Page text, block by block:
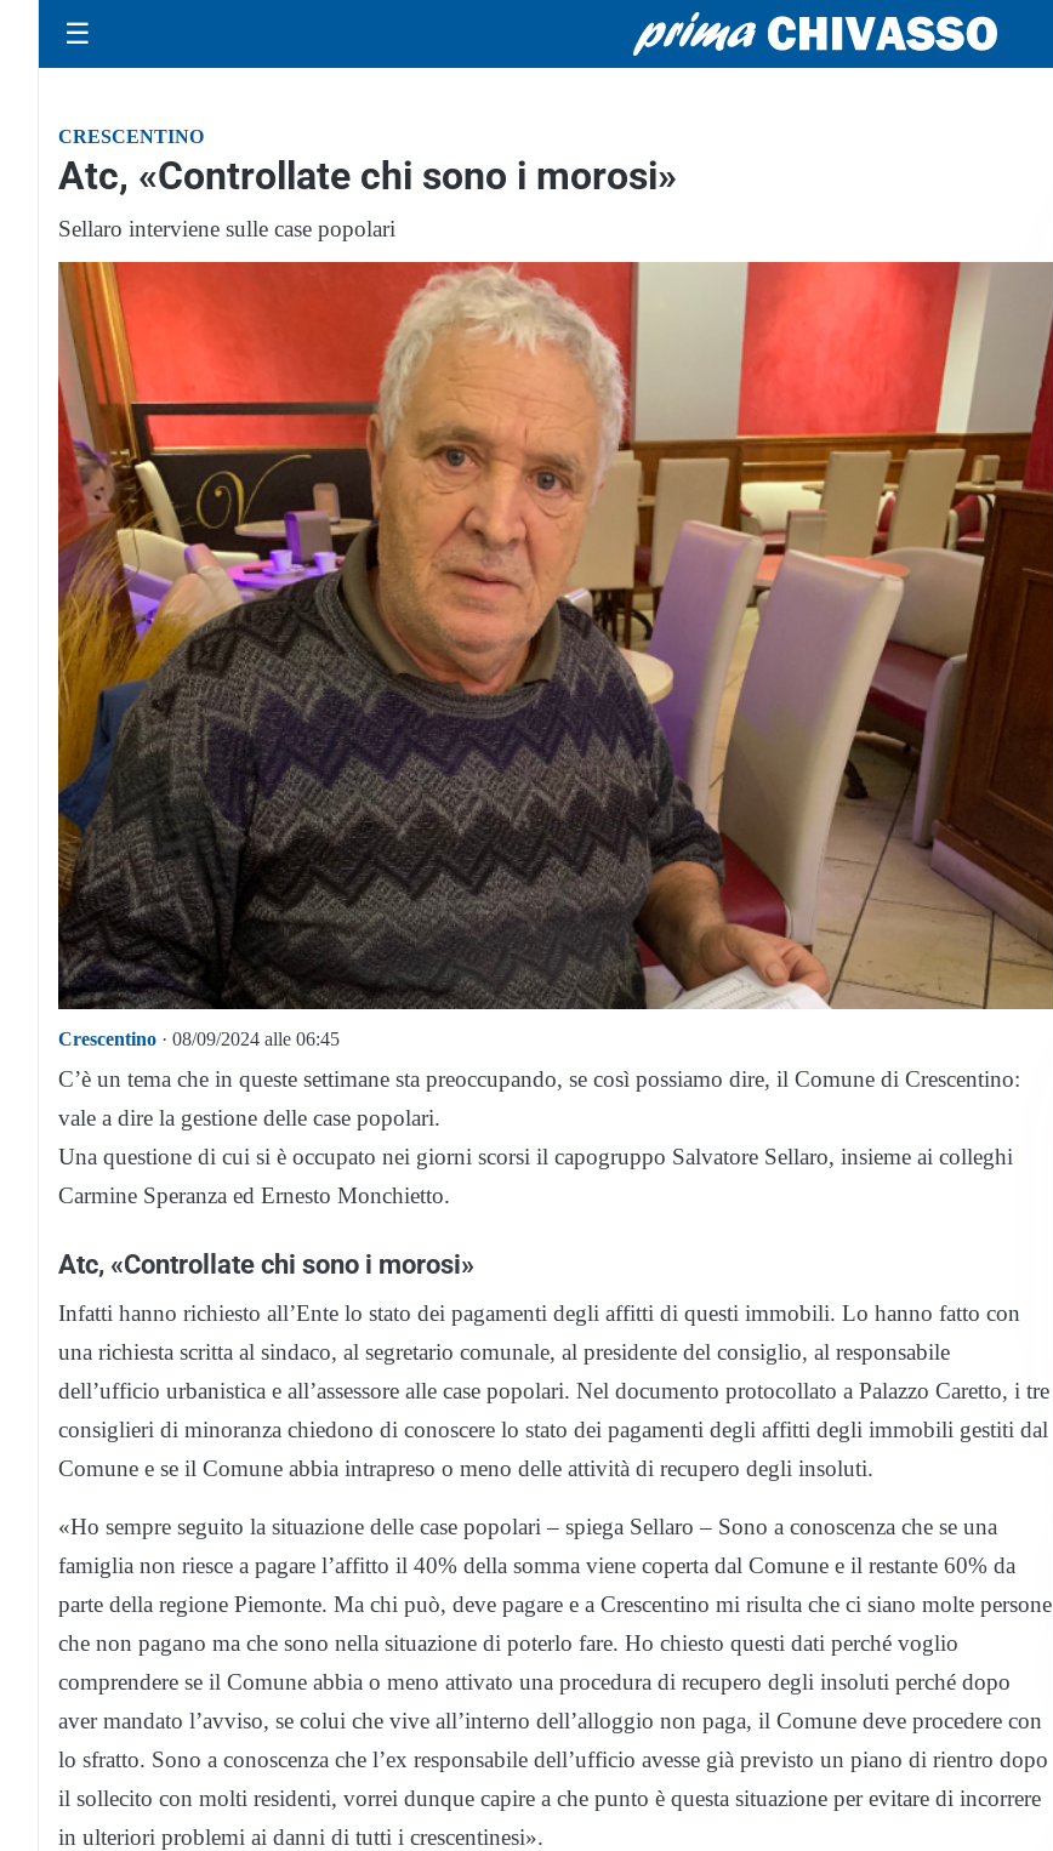
☰
CRESCENTINO
Atc, «Controllate chi sono i morosi»
Sellaro interviene sulle case popolari
Crescentino · 08/09/2024 alle 06:45
C’è un tema che in queste settimane sta preoccupando, se così possiamo dire, il Comune di Crescentino:
vale a dire la gestione delle case popolari.
Una questione di cui si è occupato nei giorni scorsi il capogruppo Salvatore Sellaro, insieme ai colleghi
Carmine Speranza ed Ernesto Monchietto.
Atc, «Controllate chi sono i morosi»
Infatti hanno richiesto all’Ente lo stato dei pagamenti degli affitti di questi immobili. Lo hanno fatto con
una richiesta scritta al sindaco, al segretario comunale, al presidente del consiglio, al responsabile
dell’ufficio urbanistica e all’assessore alle case popolari. Nel documento protocollato a Palazzo Caretto, i tre
consiglieri di minoranza chiedono di conoscere lo stato dei pagamenti degli affitti degli immobili gestiti dal
Comune e se il Comune abbia intrapreso o meno delle attività di recupero degli insoluti.
«Ho sempre seguito la situazione delle case popolari – spiega Sellaro – Sono a conoscenza che se una
famiglia non riesce a pagare l’affitto il 40% della somma viene coperta dal Comune e il restante 60% da
parte della regione Piemonte. Ma chi può, deve pagare e a Crescentino mi risulta che ci siano molte persone
che non pagano ma che sono nella situazione di poterlo fare. Ho chiesto questi dati perché voglio
comprendere se il Comune abbia o meno attivato una procedura di recupero degli insoluti perché dopo
aver mandato l’avviso, se colui che vive all’interno dell’alloggio non paga, il Comune deve procedere con
lo sfratto. Sono a conoscenza che l’ex responsabile dell’ufficio avesse già previsto un piano di rientro dopo
il sollecito con molti residenti, vorrei dunque capire a che punto è questa situazione per evitare di incorrere
in ulteriori problemi ai danni di tutti i crescentinesi».